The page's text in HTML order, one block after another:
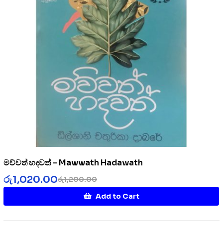
මව්වත් හදවත් – Mawwath Hadawath
රු1,200.00
රු1,020.00
Add to Cart